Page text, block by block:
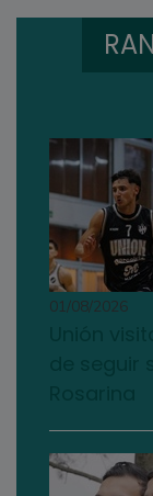
01/08/2026